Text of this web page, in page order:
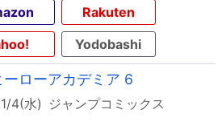
Rakuten
Yodobashi
ーローアカデミア 6
4(水) ジャンプコミックス